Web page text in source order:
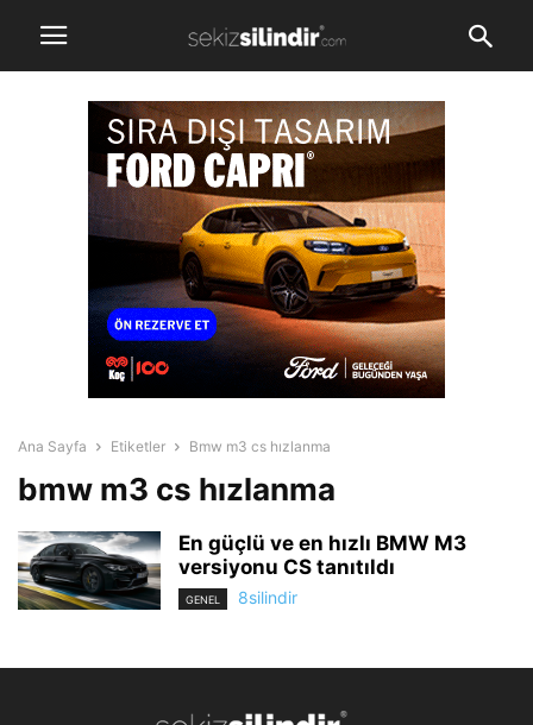
Ana Sayfa Etiketler Bmw m3 cs hızlanma
bmw m3 cs hızlanma
En güçlü ve en hızlı BMW M3
versiyonu CS tanıtıldı
GENEL 8silindir